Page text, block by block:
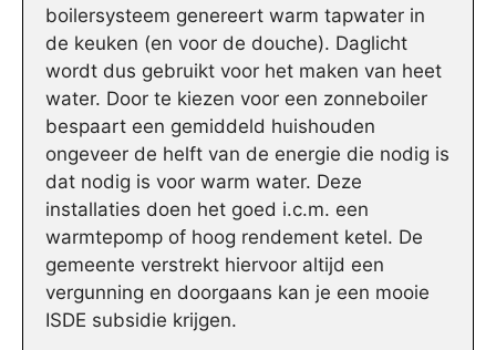
boilersysteem genereert warm tapwater in
de keuken (en voor de douche). Daglicht
wordt dus gebruikt voor het maken van heet
water. Door te kiezen voor een zonneboiler
bespaart een gemiddeld huishouden
ongeveer de helft van de energie die nodig is
dat nodig is voor warm water. Deze
installaties doen het goed i.c.m. een
warmtepomp of hoog rendement ketel. De
gemeente verstrekt hiervoor altijd een
vergunning en doorgaans kan je een mooie
ISDE subsidie krijgen.